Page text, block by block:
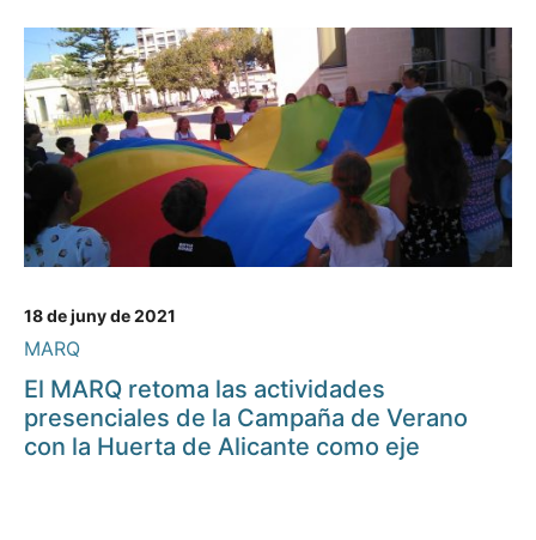
18 de juny de 2021
MARQ
El MARQ retoma las actividades
presenciales de la Campaña de Verano
con la Huerta de Alicante como eje